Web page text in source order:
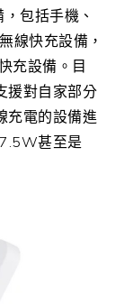
包括手機、
線快充設備，
充設備。目
援對自家部分
充電的設備進
甚至是